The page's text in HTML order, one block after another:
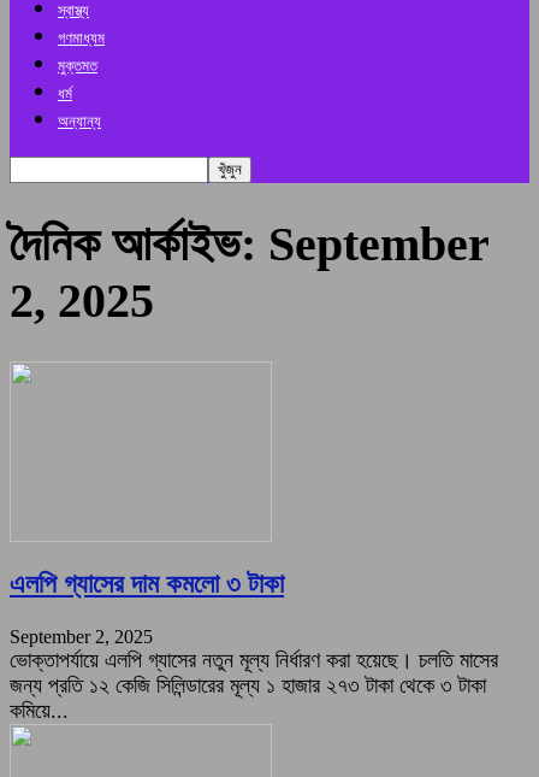
স্বাস্থ্য
গণমাধ্যম
মুক্তমত
ধর্ম
অন্যান্য
দৈনিক আর্কাইভ: September
2, 2025
এলপি গ্যাসের দাম কমলো ৩ টাকা
September 2, 2025
ভোক্তাপর্যায়ে এলপি গ্যাসের নতুন মূল্য নির্ধারণ করা হয়েছে। চলতি মাসের
জন্য প্রতি ১২ কেজি সিলিন্ডারের মূল্য ১ হাজার ২৭৩ টাকা থেকে ৩ টাকা
কমিয়ে...